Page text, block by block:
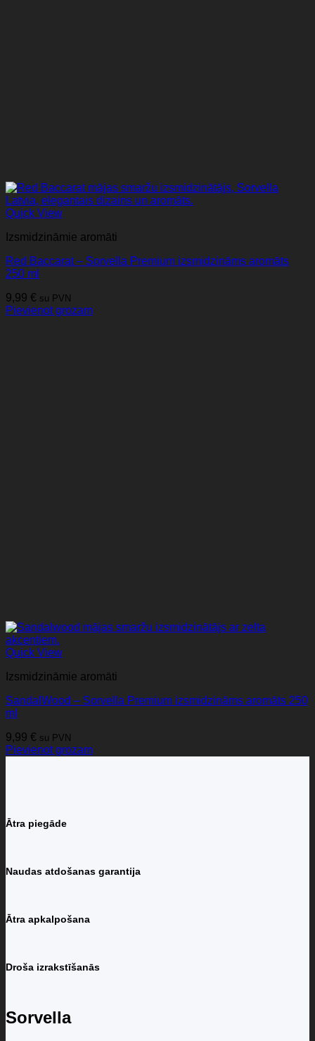
Quick View
Izsmidzināmie aromāti
Red Baccarat – Sorvella Premium izsmidzināms aromāts
250 ml
9,99 € su PVN
Pievienot grozam
Quick View
Izsmidzināmie aromāti
SandalWood – Sorvella Premium izsmidzināms aromāts 250
ml
9,99 € su PVN
Pievienot grozam
Ātra piegāde
Naudas atdošanas garantija
Ātra apkalpošana
Droša izrakstīšanās
Sorvella